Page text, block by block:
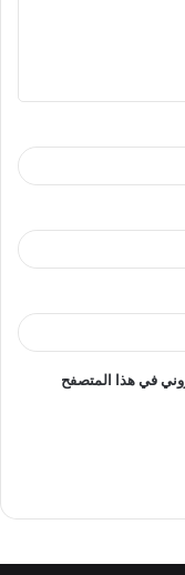
في هذا المتصفح